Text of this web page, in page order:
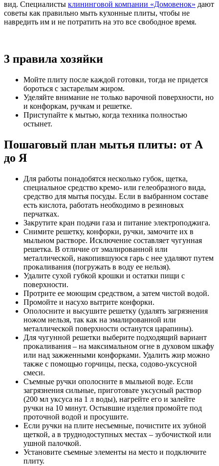
вид. Специалисты клининговой компании «Домовенок» дают
советы как правильно мыть кухонные плиты, чтобы не
навредить им и не потратить на это все свободное время.
3 правила хозяйки
Мойте плиту после каждой готовки, тогда не придется
бороться с застарелым жиром.
Уделяйте внимание не только варочной поверхности, но
и конфоркам, ручкам и решетке.
Приступайте к мытью, когда техника полностью
остынет.
Пошаговый план мытья плиты: от А
до Я
Для работы понадобятся несколько губок, щетка,
специальное средство кремо- или гелеобразного вида,
средство для мытья посуды. Если в выбранном составе
есть кислота, работать необходимо в резиновых
перчатках.
Закрутите кран подачи газа и питание электроподжига.
Снимите решетку, конфорки, ручки, замочите их в
мыльном растворе. Исключение составляет чугунная
решетка. В отличие от эмалированной или
металлической, накопившуюся гарь с нее удаляют путем
прокаливания (погружать в воду ее нельзя).
Удалите сухой губкой крошки и остатки пищи с
поверхности.
Протрите ее моющим средством, а затем чистой водой.
Промойте и насухо вытрите конфорки.
Ополосните и высушите решетку (удалять загрязнения
ножом нельзя, так как на эмалированной или
металлической поверхности останутся царапины).
Для чугунной решетки выберите подходящий вариант
прокаливания – на максимальном огне в духовом шкафу
или над зажженными конфорками. Удалить жир можно
также с помощью горчицы, песка, содово-уксусной
смеси.
Съемные ручки ополосните в мыльной воде. Если
загрязнения сильные, приготовьте уксусный раствор
(200 мл уксуса на 1 л воды), нагрейте его и залейте
ручки на 10 минут. Остывшие изделия промойте под
проточной водой и просушите.
Если ручки на плите несъемные, почистите их зубной
щеткой, а в труднодоступных местах – зубочисткой или
ушной палочкой.
Установите съемные элементы на место и подключите
плиту.